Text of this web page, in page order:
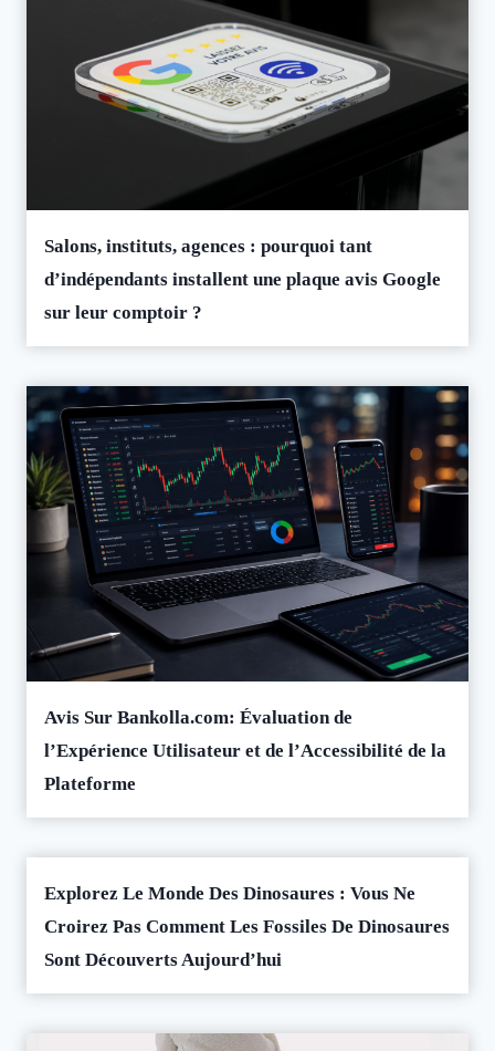
Salons, instituts, agences : pourquoi tant
d’indépendants installent une plaque avis Google
sur leur comptoir ?
Avis Sur Bankolla.com: Évaluation de
l’Expérience Utilisateur et de l’Accessibilité de la
Plateforme
Explorez Le Monde Des Dinosaures : Vous Ne
Croirez Pas Comment Les Fossiles De Dinosaures
Sont Découverts Aujourd’hui